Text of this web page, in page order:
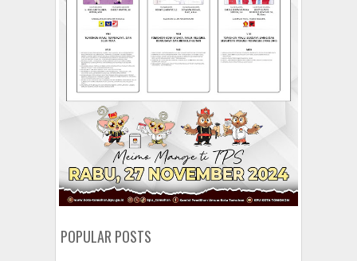
POPULAR POSTS